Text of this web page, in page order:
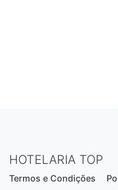
HOTELARIA TOP
Termos e Condições